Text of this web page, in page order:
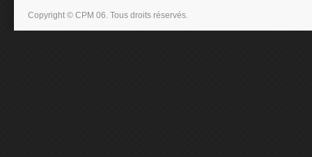
Copyright © CPM 06. Tous droits réservés.